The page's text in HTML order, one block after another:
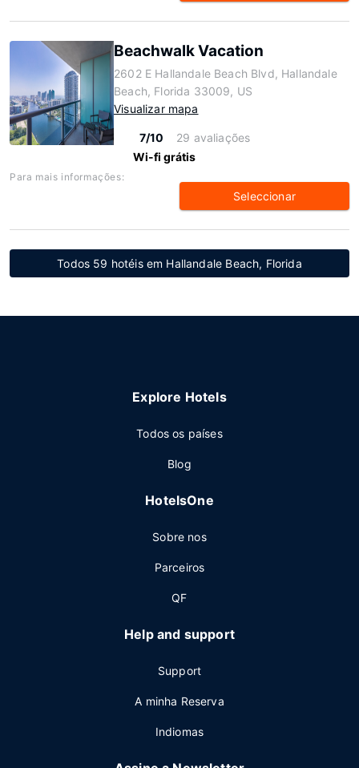
Beachwalk Vacation
2602 E Hallandale Beach Blvd, Hallandale
Beach, Florida 33009, US
Visualizar mapa
7/10
29 avaliações
Wi-fi grátis
Para mais informações:
Seleccionar
Todos 59 hotéis em Hallandale Beach, Florida
Explore Hotels
Todos os países
Blog
HotelsOne
Sobre nos
Parceiros
QF
Help and support
Support
A minha Reserva
Indiomas